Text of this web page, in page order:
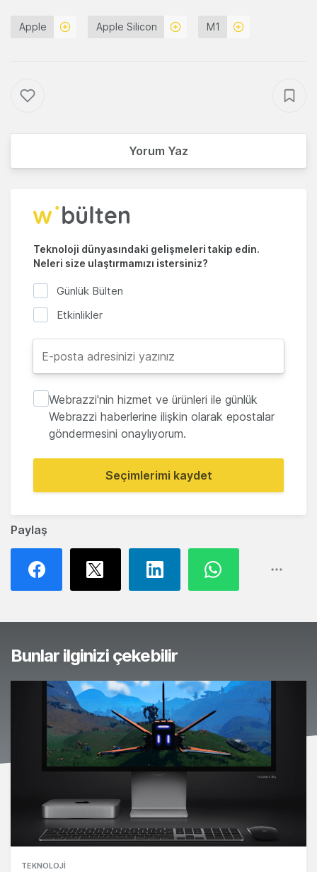
Paylaş
Apple Apple Silicon M1
Yorum Yaz
Teknoloji dünyasındaki gelişmeleri takip edin.
Neleri size ulaştırmamızı istersiniz?
Günlük Bülten
Etkinlikler
Webrazzi'nin hizmet ve ürünleri ile günlük
Webrazzi haberlerine ilişkin olarak epostalar
göndermesini onaylıyorum.
Seçimlerimi kaydet
Bunlar ilginizi çekebilir
TEKNOLOJI